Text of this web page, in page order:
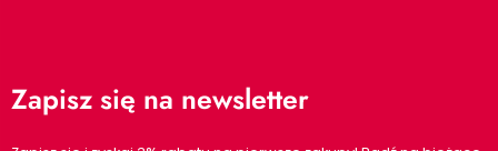
Zapisz się na newsletter